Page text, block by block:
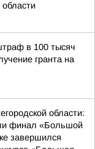
в 100 тысяч
гранта на
области:
финал «Большой
завершился